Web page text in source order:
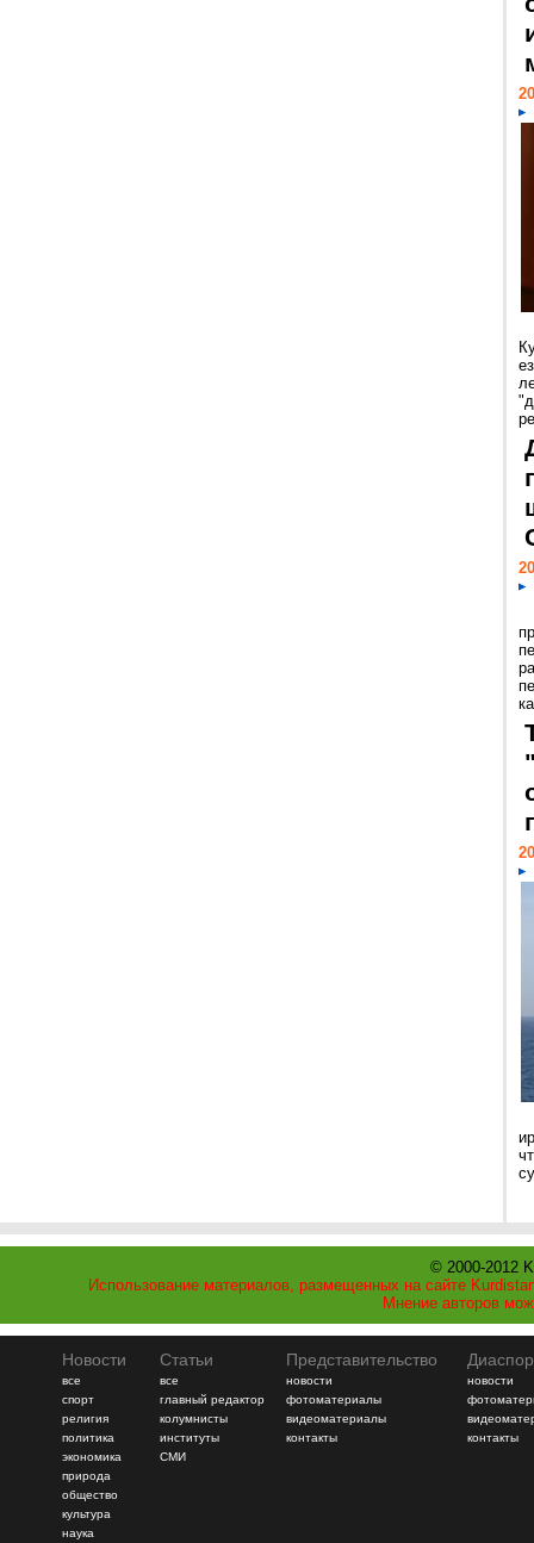
© 2000-2012
Использование материалов, размещенных на сайте
Мнение авторов
Новости
все
спорт
религия
политика
экономика
природа
общество
культура
наука
Статьи
все
главный редактор
колумнисты
институты
СМИ
Представительство
новости
фотоматериалы
видеоматериалы
контакты
новости
контакты